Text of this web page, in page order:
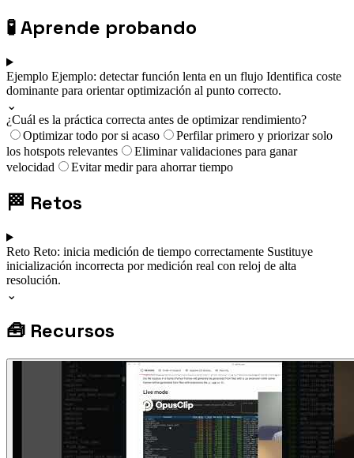
🧪Aprende probando
Ejemplo Ejemplo: detectar función lenta en un flujo Identifica coste
dominante para orientar optimización al punto correcto.
⌄
¿Cuál es la práctica correcta antes de optimizar rendimiento?
Optimizar todo por si acaso
Perfilar primero y priorizar solo
los hotspots relevantes
Eliminar validaciones para ganar
velocidad
Evitar medir para ahorrar tiempo
🏁 Retos
Reto Reto: inicia medición de tiempo correctamente Sustituye
inicialización incorrecta por medición real con reloj de alta
resolución.
⌄
🧰 Recursos